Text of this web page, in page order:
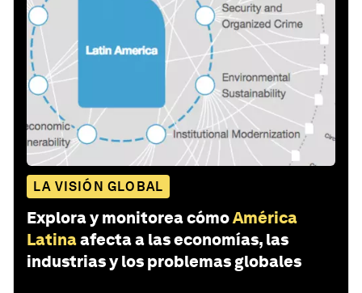
LA VISIÓN GLOBAL
Explora y monitorea cómoAmérica
Latinaafecta a las economías, las
industrias y los problemas globales